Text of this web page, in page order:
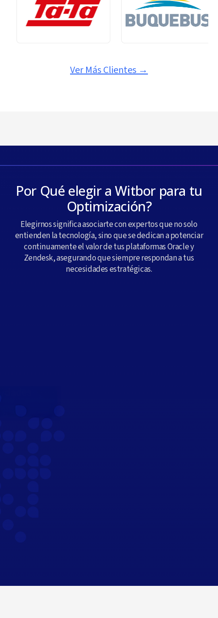
Ver Más Clientes→
Por Qué elegir a Witbor para tu
Optimización?
Elegirnos significa asociarte con expertos que no solo
entienden la tecnología, sino que se dedican a potenciar
continuamente el valor de tus plataformas Oracle y
Zendesk, asegurando que siempre respondan a tus
necesidades estratégicas.